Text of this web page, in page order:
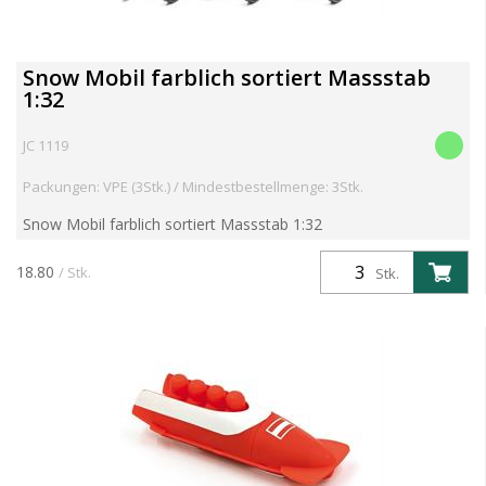
Snow Mobil farblich sortiert Massstab
1:32
JC 1119
Packungen: VPE (3Stk.) / Mindestbestellmenge: 3Stk.
Snow Mobil farblich sortiert Massstab 1:32
Stk.
18.80 / Stk.